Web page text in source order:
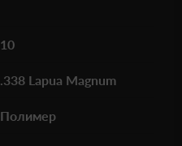
10
.338 Lapua Magnum
Полимер